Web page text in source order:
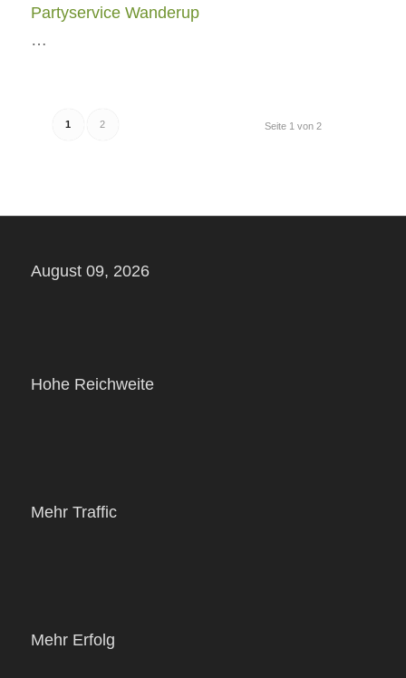
Partyservice Wanderup
…
Seite 1 von 2
1 2
August 09, 2026
Hohe Reichweite
Mehr Traffic
Mehr Erfolg